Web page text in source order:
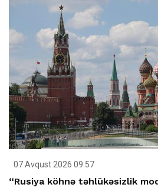
07 Avqust 2026 09:57
“Rusiya köhnə təhlükəsizlik